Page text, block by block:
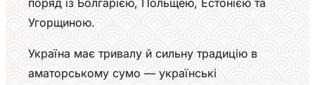
поряд із Болгарією, Польщею, Естонією та
Угорщиною.
Україна має тривалу й сильну традицію в
аматорському сумо — українські